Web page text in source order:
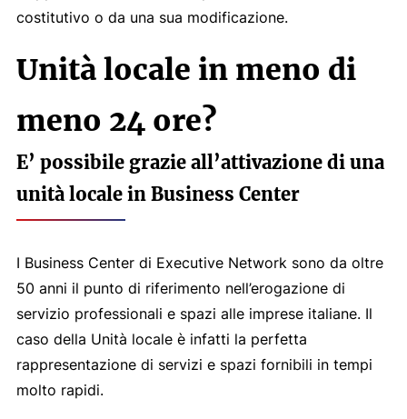
costitutivo o da una sua modificazione.
Unità locale in meno di
meno 24 ore?
E’ possibile grazie all’attivazione di una
unità locale in Business Center
I Business Center di Executive Network sono da oltre
50 anni il punto di riferimento nell’erogazione di
servizio professionali e spazi alle imprese italiane. Il
caso della Unità locale è infatti la perfetta
rappresentazione di servizi e spazi fornibili in tempi
molto rapidi.